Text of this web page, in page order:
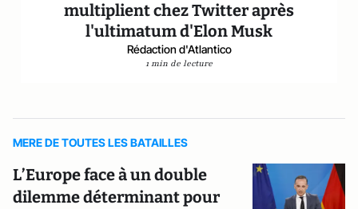
multiplient chez Twitter après
l'ultimatum d'Elon Musk
Rédaction d'Atlantico
1 min de lecture
MERE DE TOUTES LES BATAILLES
L’Europe face à un double
dilemme déterminant pour